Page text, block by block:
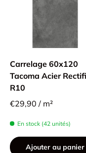
Carrelage 60x120
Tacoma Acier
R10
€29,90 / m²
En stock (42 unités)
Ajouter au panier